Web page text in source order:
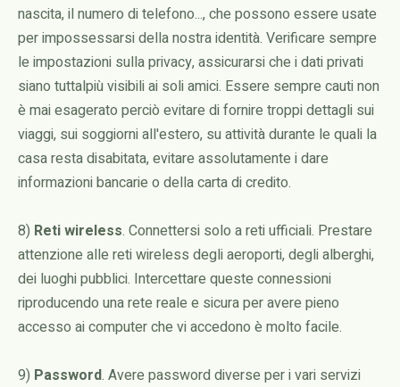
nascita, il numero di telefono..., che possono essere usate
per impossessarsi della nostra identità. Verificare sempre
le impostazioni sulla privacy, assicurarsi che i dati privati
siano tuttalpiù visibili ai soli amici. Essere sempre cauti non
è mai esagerato perciò evitare di fornire troppi dettagli sui
viaggi, sui soggiorni all'estero, su attività durante le quali la
casa resta disabitata, evitare assolutamente i dare
informazioni bancarie o della carta di credito.
8) Reti wireless. Connettersi solo a reti ufficiali. Prestare
attenzione alle reti wireless degli aeroporti, degli alberghi,
dei luoghi pubblici. Intercettare queste connessioni
riproducendo una rete reale e sicura per avere pieno
accesso ai computer che vi accedono è molto facile.
9) Password. Avere password diverse per i vari servizi